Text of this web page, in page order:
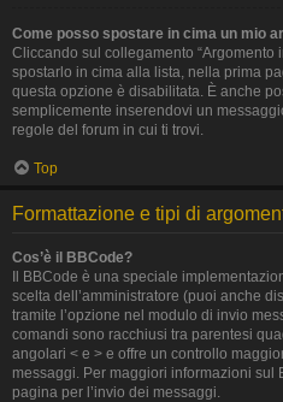
Come posso spostare in cima un mio
Cliccando sul collegamento “Argomento
spostarlo in cima alla lista, nella prima
questa opzione è disabilitata. È anche
semplicemente inserendovi un
regole del forum in cui ti trovi.
Top
Formattazione e tipi di
Cos’è il BBCode?
Il BBCode è una speciale
scelta dell’amministratore (puoi anche
tramite l’opzione nel modulo di invio
comandi sono racchiusi tra parentesi
angolari < e > e offre un controllo
messaggi. Per maggiori informazioni
pagina per l’invio dei messaggi.